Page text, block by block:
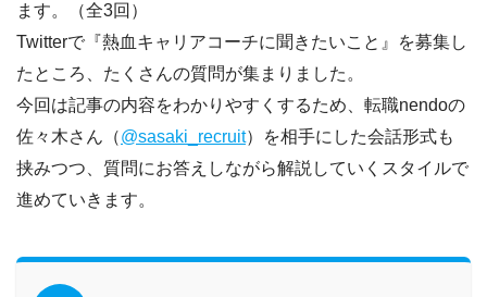
ます。（全3回）
Twitterで『熱血キャリアコーチに聞きたいこと』を募集し
たところ、たくさんの質問が集まりました。
今回は記事の内容をわかりやすくするため、転職nendoの
佐々木さん（@sasaki_recruit）を相手にした会話形式も
挟みつつ、質問にお答えしながら解説していくスタイルで
進めていきます。